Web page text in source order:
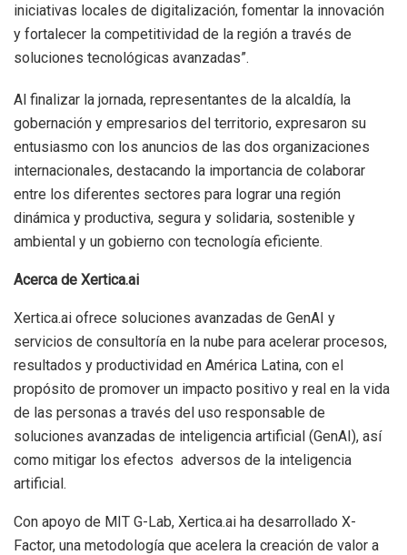
iniciativas locales de digitalización, fomentar la innovación
y fortalecer la competitividad de la región a través de
soluciones tecnológicas avanzadas”.
Al finalizar la jornada, representantes de la alcaldía, la
gobernación y empresarios del territorio, expresaron su
entusiasmo con los anuncios de las dos organizaciones
internacionales, destacando la importancia de colaborar
entre los diferentes sectores para lograr una región
dinámica y productiva, segura y solidaria, sostenible y
ambiental y un gobierno con tecnología eficiente.
Acerca de Xertica.ai
Xertica.ai ofrece soluciones avanzadas de GenAI y
servicios de consultoría en la nube para acelerar procesos,
resultados y productividad en América Latina, con el
propósito de promover un impacto positivo y real en la vida
de las personas a través del uso responsable de
soluciones avanzadas de inteligencia artificial (GenAI), así
como mitigar los efectos adversos de la inteligencia
artificial.
Con apoyo de MIT G-Lab, Xertica.ai ha desarrollado X-
Factor, una metodología que acelera la creación de valor a